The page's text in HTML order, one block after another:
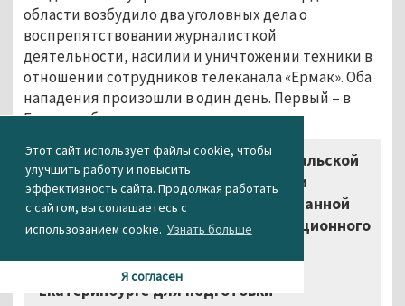
Этот сайт использует файлы cookie, чтобы
улучшить работу и повысить
эффективность сайта. Продолжая работать
с сайтом, вы соглашаетесь с
использованием cookie. Узнать больше
Я согласен
области возбудило два уголовных дела о
воспрепятствовании журналисткой
деятельности, насилии и уничтожении техники в
отношении сотрудников телеканала «Ермак». Оба
нападения произошли в один день. Первый – в
Екатеринбурге.
«Днём 28 июля журналист уральской
окружной телевизионной компании
“Ермак” совместно с оператором данной
телекомпании на основании редакционного
автосервиса по улице Шефской в
Екатеринбурге для подготовки